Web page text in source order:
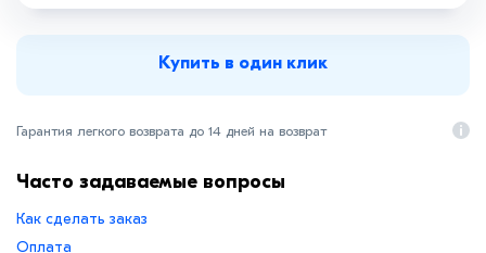
Купить в один клик
Гарантия легкого возврата до 14 дней на возврат
Часто задаваемые вопросы
Как сделать заказ
Оплата